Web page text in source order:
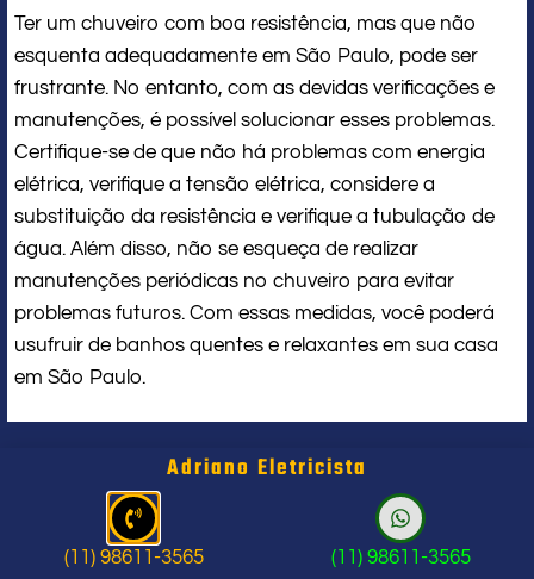
Ter um chuveiro com boa resistência, mas que não
esquenta adequadamente em São Paulo, pode ser
frustrante. No entanto, com as devidas verificações e
manutenções, é possível solucionar esses problemas.
Certifique-se de que não há problemas com energia
elétrica, verifique a tensão elétrica, considere a
substituição da resistência e verifique a tubulação de
água. Além disso, não se esqueça de realizar
manutenções periódicas no chuveiro para evitar
problemas futuros. Com essas medidas, você poderá
usufruir de banhos quentes e relaxantes em sua casa
em São Paulo.
Eletricista Perto de Mim
Adriano Eletricista
(11) 98611-3565 (11) 98611-3565